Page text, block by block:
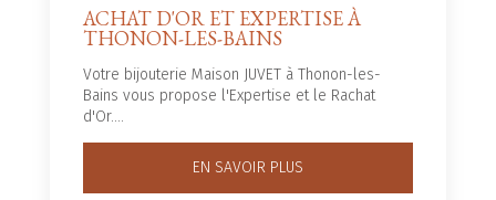
ACHAT D'OR ET EXPERTISE À
THONON-LES-BAINS
Votre bijouterie Maison JUVET à Thonon-les-
Bains vous propose l'Expertise et le Rachat
d'Or....
EN SAVOIR PLUS